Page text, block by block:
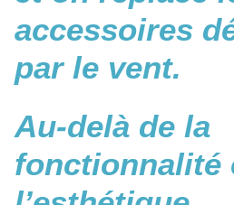
accessoires
par le vent.
Au-delà de la
fonctionnalité